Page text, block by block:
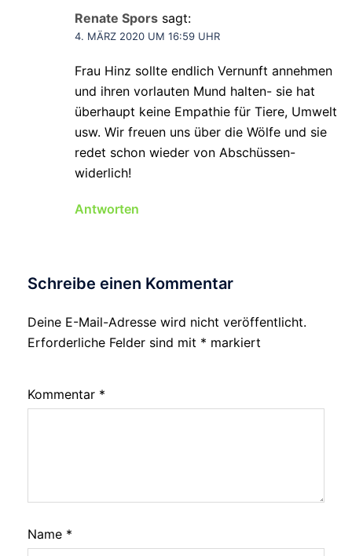
Renate Spors sagt:
4. MÄRZ 2020 UM 16:59 UHR
Frau Hinz sollte endlich Vernunft annehmen
und ihren vorlauten Mund halten- sie hat
überhaupt keine Empathie für Tiere, Umwelt
usw. Wir freuen uns über die Wölfe und sie
redet schon wieder von Abschüssen-
widerlich!
Antworten
Schreibe einen Kommentar
Deine E-Mail-Adresse wird nicht veröffentlicht.
Erforderliche Felder sind mit * markiert
Kommentar *
Name *